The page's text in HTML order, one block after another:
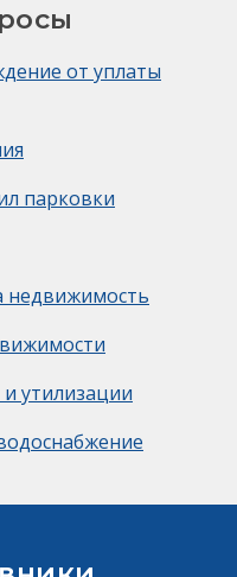
от уплаты
парковки
недвижимость
утилизации